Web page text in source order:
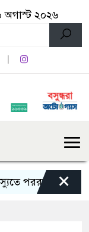
অগাস্ট ২০২৬
মন্ত্রণালয়ের
×